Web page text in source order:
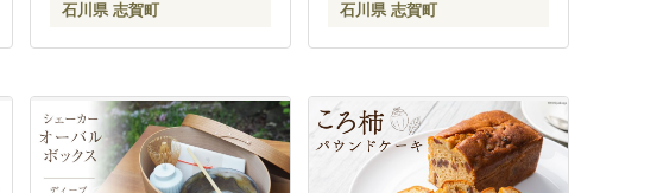
石川県 志賀町 石川県 志賀町